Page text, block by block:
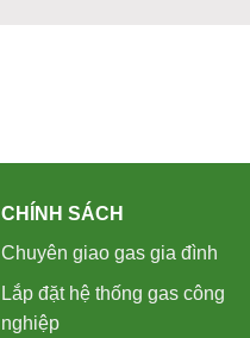
CHÍNH SÁCH
Chuyên giao gas gia đình
Lắp đặt hệ thống gas công
nghiệp